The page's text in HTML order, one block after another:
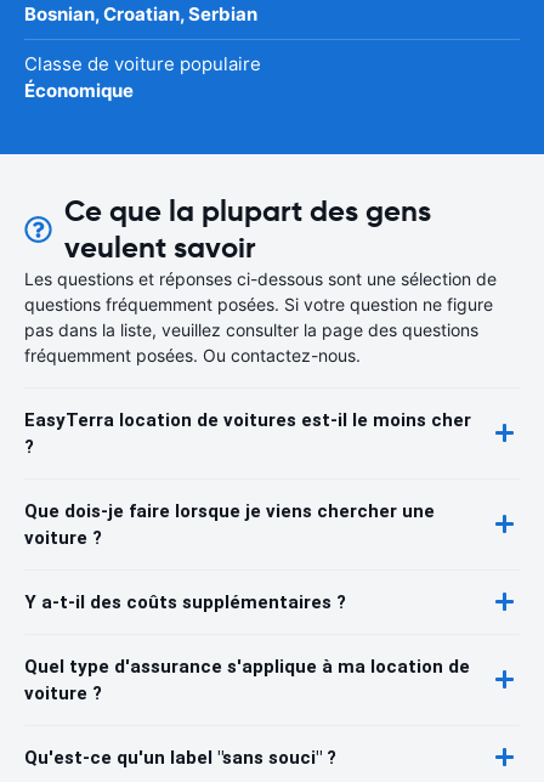
Bosnian, Croatian, Serbian
Classe de voiture populaire
Économique
Ce que la plupart des gens
veulent savoir
Les questions et réponses ci-dessous sont une sélection de
questions fréquemment posées. Si votre question ne figure
pas dans la liste, veuillez consulter la page des questions
fréquemment posées. Ou contactez-nous.
EasyTerra location de voitures est-il le moins cher
?
Que dois-je faire lorsque je viens chercher une
voiture ?
Y a-t-il des coûts supplémentaires ?
Quel type d'assurance s'applique à ma location de
voiture ?
Qu'est-ce qu'un label "sans souci" ?